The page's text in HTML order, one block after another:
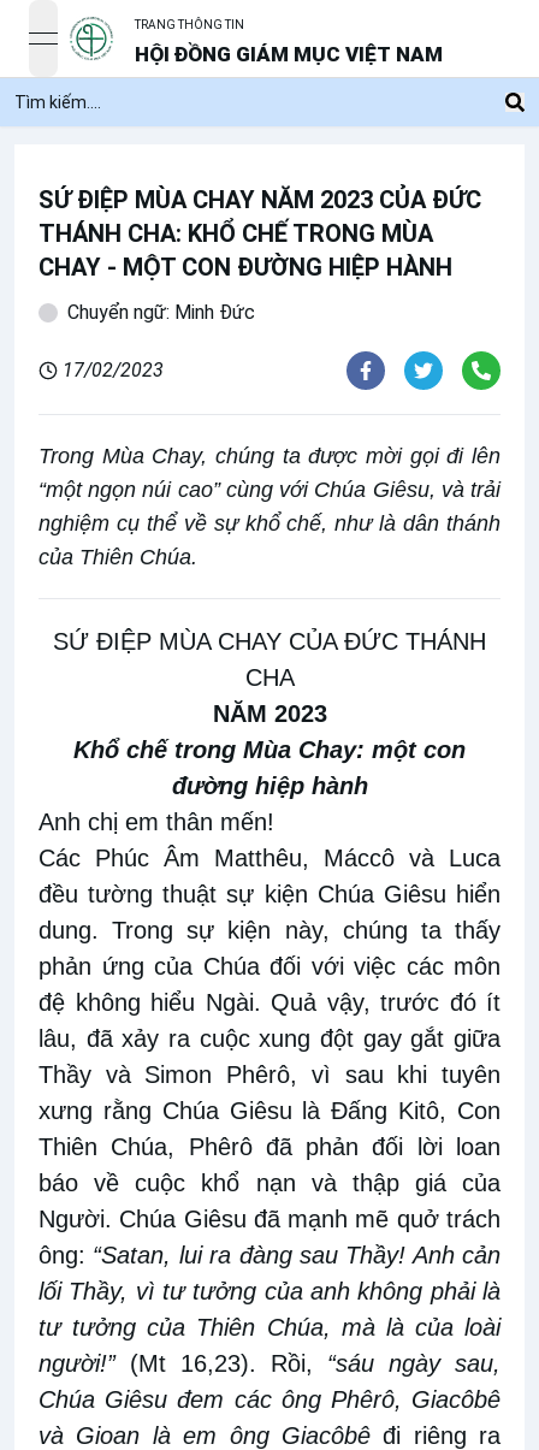
open navigation menu
TRANG THÔNG TIN
HỘI ĐỒNG GIÁM MỤC VIỆT NAM
SỨ ĐIỆP MÙA CHAY NĂM 2023 CỦA ĐỨC
THÁNH CHA: KHỔ CHẾ TRONG MÙA
CHAY - MỘT CON ĐƯỜNG HIỆP HÀNH
Chuyển ngữ: Minh Đức
17/02/2023
Trong Mùa Chay, chúng ta được mời gọi đi lên
“một ngọn núi cao” cùng với Chúa Giêsu, và trải
nghiệm cụ thể về sự khổ chế, như là dân thánh
của Thiên Chúa.
SỨ ĐIỆP MÙA CHAY CỦA ĐỨC THÁNH
CHA
NĂM 2023
Khổ chế trong Mùa Chay: một con
đường hiệp hành
Anh chị em thân mến!
Các Phúc Âm Matthêu, Máccô và Luca
đều tường thuật sự kiện Chúa Giêsu hiển
dung. Trong sự kiện này, chúng ta thấy
phản ứng của Chúa đối với việc các môn
đệ không hiểu Ngài. Quả vậy, trước đó ít
lâu, đã xảy ra cuộc xung đột gay gắt giữa
Thầy và Simon Phêrô, vì sau khi tuyên
xưng rằng Chúa Giêsu là Đấng Kitô, Con
Thiên Chúa, Phêrô đã phản đối lời loan
báo về cuộc khổ nạn và thập giá của
Người. Chúa Giêsu đã mạnh mẽ quở trách
ông: “Satan, lui ra đàng sau Thầy! Anh cản
lối Thầy, vì tư tưởng của anh không phải là
tư tưởng của Thiên Chúa, mà là của loài
người!” (Mt 16,23). Rồi, “sáu ngày sau,
Chúa Giêsu đem các ông Phêrô, Giacôbê
và Gioan là em ông Giacôbêđi riêng ra